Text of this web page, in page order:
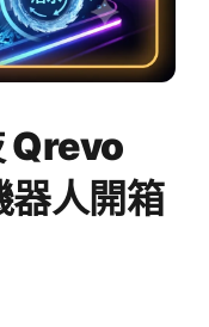
Qrevo
器人開箱